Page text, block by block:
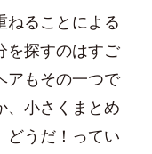
ねることによる
を探すのはすご
アもその一つで
、小さくまとめ
どうだ！ってい